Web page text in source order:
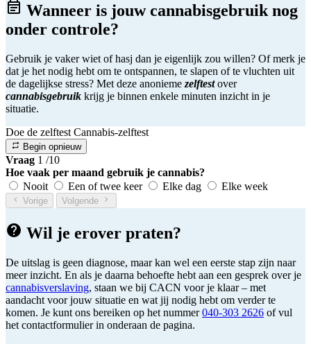
Wanneer is jouw cannabisgebruik nog
onder controle?
Gebruik je vaker wiet of hasj dan je eigenlijk zou willen? Of merk je
dat je het nodig hebt om te ontspannen, te slapen of te vluchten uit
de dagelijkse stress? Met deze anonieme zelftestover
cannabisgebruik krijg je binnen enkele minuten inzicht in je
situatie.
Doe de zelftest Cannabis-zelftest
Begin opnieuw
Vraag 1 /10
Hoe vaak per maand gebruik je cannabis?
Nooit
Een of twee keer Elke dag Elke week
Vorige Volgende
Wil je erover praten?
De uitslag is geen diagnose, maar kan wel een eerste stap zijn naar
meer inzicht. En als je daarna behoefte hebt aan een gesprek over je
cannabisverslaving, staan we bij CACN voor je klaar – met
aandacht voor jouw situatie en wat jij nodig hebt om verder te
komen. Je kunt ons bereiken op het nummer040-303 2626 of vul
het contactformulier in onderaan de pagina.